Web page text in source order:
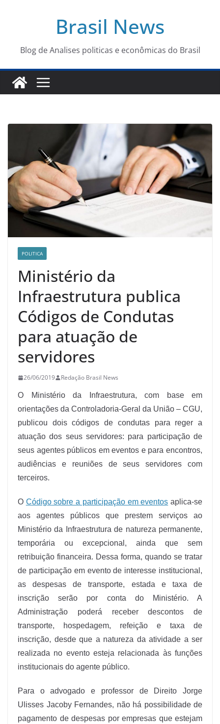
conteúdo
Brasil News
Blog de Analises politicas e econômicas do Brasil
POLITICA
Ministério da
Infraestrutura publica
Códigos de Condutas
para atuação de
servidores
26/06/2019 Redação Brasil News
O Ministério da Infraestrutura, com base em
orientações da Controladoria-Geral da União – CGU,
publicou dois códigos de condutas para reger a
atuação dos seus servidores: para participação de
seus agentes públicos em eventos e para encontros,
audiências e reuniões de seus servidores com
terceiros.
O Código sobre a participação em eventos aplica-se
aos agentes públicos que prestem serviços ao
Ministério da Infraestrutura de natureza permanente,
temporária ou excepcional, ainda que sem
retribuição financeira. Dessa forma, quando se tratar
de participação em evento de interesse institucional,
as despesas de transporte, estada e taxa de
inscrição serão por conta do Ministério. A
Administração poderá receber descontos de
transporte, hospedagem, refeição e taxa de
inscrição, desde que a natureza da atividade a ser
realizada no evento esteja relacionada às funções
institucionais do agente público.
Para o advogado e professor de Direito Jorge
Ulisses Jacoby Fernandes, não há possibilidade de
pagamento de despesas por empresas que estejam